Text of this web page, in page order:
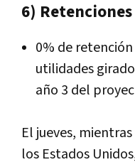
6)
0% de
utilidades
año 3 del
El jueves,
los Estados